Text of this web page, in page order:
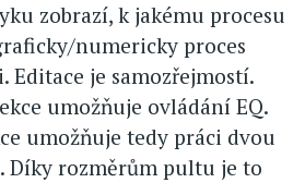
zobrazí, k jakému procesu
numericky proces
Editace je samozřejmostí.
umožňuje ovládání EQ.
umožňuje tedy práci dvou
Díky rozměrům pultu je to